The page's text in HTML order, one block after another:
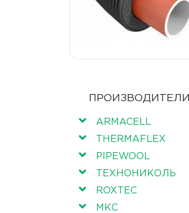
ПРОИЗВОДИТЕЛИ
ARMACELL
THERMAFLEX
PIPEWOOL
ТЕХНОНИКОЛЬ
ROXTEC
МКС